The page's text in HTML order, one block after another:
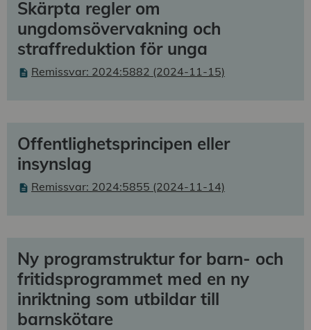
Skärpta regler om
ungdomsövervakning och
straffreduktion för unga
Remissvar: 2024:5882 (2024-11-15)
Offentlighetsprincipen eller
insynslag
Remissvar: 2024:5855 (2024-11-14)
Ny programstruktur for barn- och
fritidsprogrammet med en ny
inriktning som utbildar till
barnskötare